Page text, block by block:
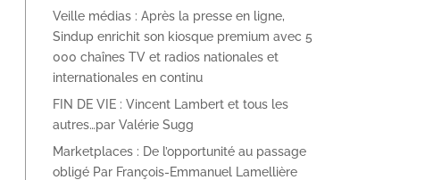
Veille médias : Après la presse en ligne,
Sindup enrichit son kiosque premium avec 5
000 chaînes TV et radios nationales et
internationales en continu
FIN DE VIE : Vincent Lambert et tous les
autres…par Valérie Sugg
Marketplaces : De l’opportunité au passage
obligé Par François-Emmanuel Lamellière